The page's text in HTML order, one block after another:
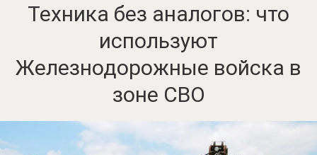
Техника без аналогов: что
используют
Железнодорожные войска в
зоне СВО